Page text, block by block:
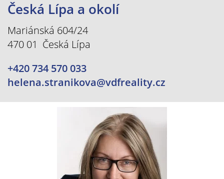
Česká Lípa a okolí
Mariánská 604/24
470 01 Česká Lípa
+420 734 570 033
helena.stranikova@vdfreality.cz